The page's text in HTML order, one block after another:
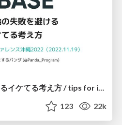
個人開発の失敗を避けるイケてる考え方 / tips for indie hackers
123 22k